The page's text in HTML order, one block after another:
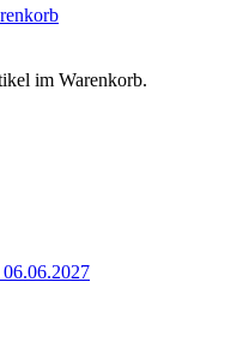
im Warenkorb.